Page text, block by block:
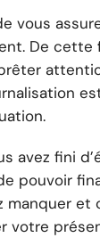
vous
De cette
avez fini
pouvoir
manquer et
votre